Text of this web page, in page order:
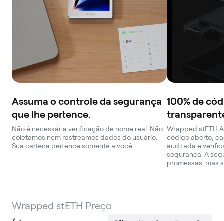
Assuma o controle da segurança
que lhe pertence.
Não é necessária verificação de nome real. Não
coletamos nem rastreamos dados do usuário.
Sua carteira pertence somente a você.
100% de
Wrapped stETH
código aberto;
auditada e
segurança. A
promessas, mas
Wrapped stETH Preço